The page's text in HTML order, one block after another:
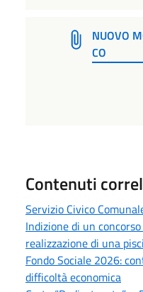
NUOVO
CO
Contenuti
Servizio Civico
Indizione di un
realizzazione di una
Fondo Sociale 2026:
difficoltà economica